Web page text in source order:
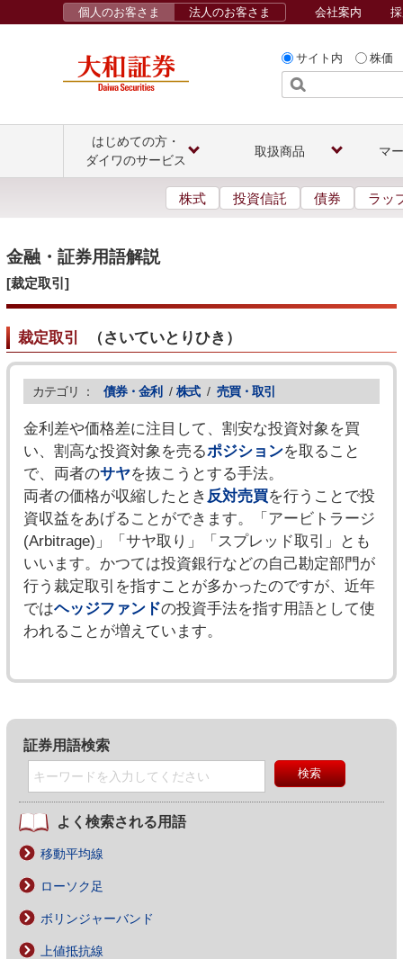
サイト内 株価
個人のお客さま 法人のお客さま 会社案内
はじめての方・
ダイワのサービス
取扱商品 マ
株式 投資信託 債券 ラッ
金融・証券用語解説
[裁定取引]
裁定取引 （さいていとりひき ）
カテゴリ ： 債券・金利 / 株式 / 売買・取引
金利差や価格差に注目して、割安な投資対象を買
い、割高な投資対象を売るポジションを取ること
で、両者のサヤを抜こうとする手法。
両者の価格が収縮したとき 反対売買を行うことで投
資収益をあげることができます。「アービトラージ
(Arbitrage)」「サヤ取り」「スプレッド取引」とも
いいます。かつては投資銀行などの自己勘定部門が
行う裁定取引を指すことが多かったのですが、近年
ではヘッジファンドの投資手法を指す用語として使
われることが増えています。
証券用語検索
よく検索される用語
移動平均線
ローソク足
ボリンジャーバンド
上値抵抗線